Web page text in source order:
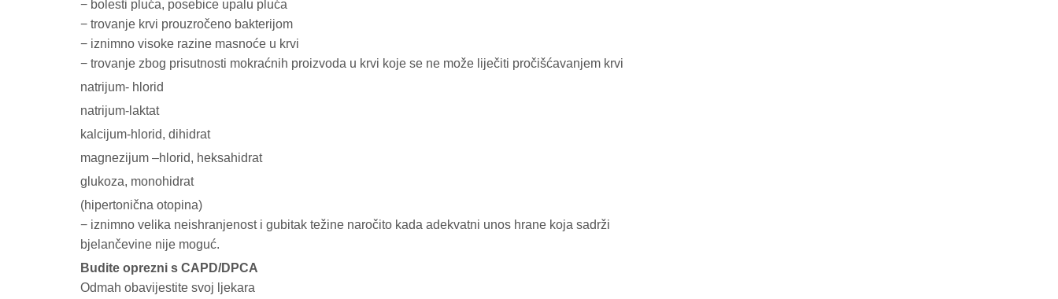
− bolesti pluća, posebice upalu pluća
− trovanje krvi prouzročeno bakterijom
− iznimno visoke razine masnoće u krvi
− trovanje zbog prisutnosti mokraćnih proizvoda u krvi koje se ne može liječiti pročišćavanjem krvi
natrijum- hlorid
natrijum-laktat
kalcijum-hlorid, dihidrat
magnezijum –hlorid, heksahidrat
glukoza, monohidrat
(hipertonična otopina)
− iznimno velika neishranjenost i gubitak težine naročito kada adekvatni unos hrane koja sadrži
bjelančevine nije moguć.
Budite oprezni s CAPD/DPCA
Odmah obavijestite svoj ljekara